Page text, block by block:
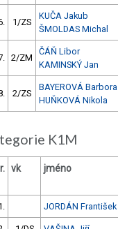
1/ZS
KUČA Jakub
ŠMOLDAS Michal
2/ZM
ČÁŇ Libor
KAMINSKÝ Jan
2/ZS
BAYEROVÁ Barbora
HUŇKOVÁ Nikola
K1M
vk jméno
JORDÁN František